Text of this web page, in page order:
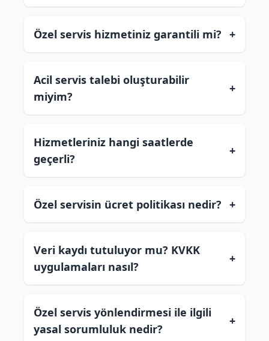
Özel servis hizmetiniz garantili mi? +
Acil servis talebi oluşturabilir
miyim?
+
Hizmetleriniz hangi saatlerde
geçerli?
+
Özel servisin ücret politikası nedir? +
Veri kaydı tutuluyor mu? KVKK
uygulamaları nasıl?
+
Özel servis yönlendirmesi ile ilgili
yasal sorumluluk nedir?
+